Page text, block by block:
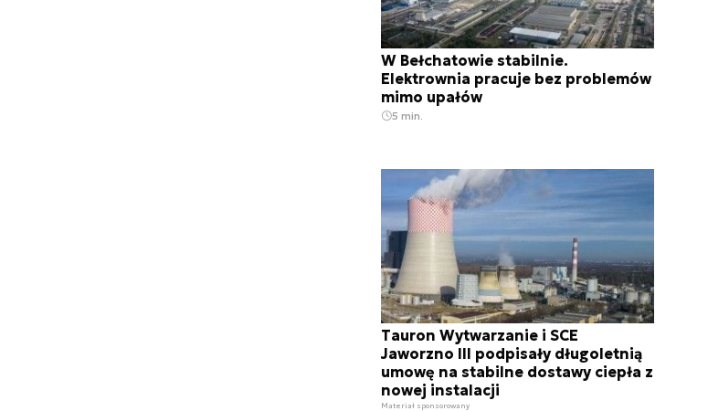
W Bełchatowie stabilnie.
Elektrownia pracuje bez problemów
mimo upałów
5 min.
Tauron Wytwarzanie i SCE
Jaworzno III podpisały długoletnią
umowę na stabilne dostawy ciepła z
nowej instalacji
Materiał sponsorowany